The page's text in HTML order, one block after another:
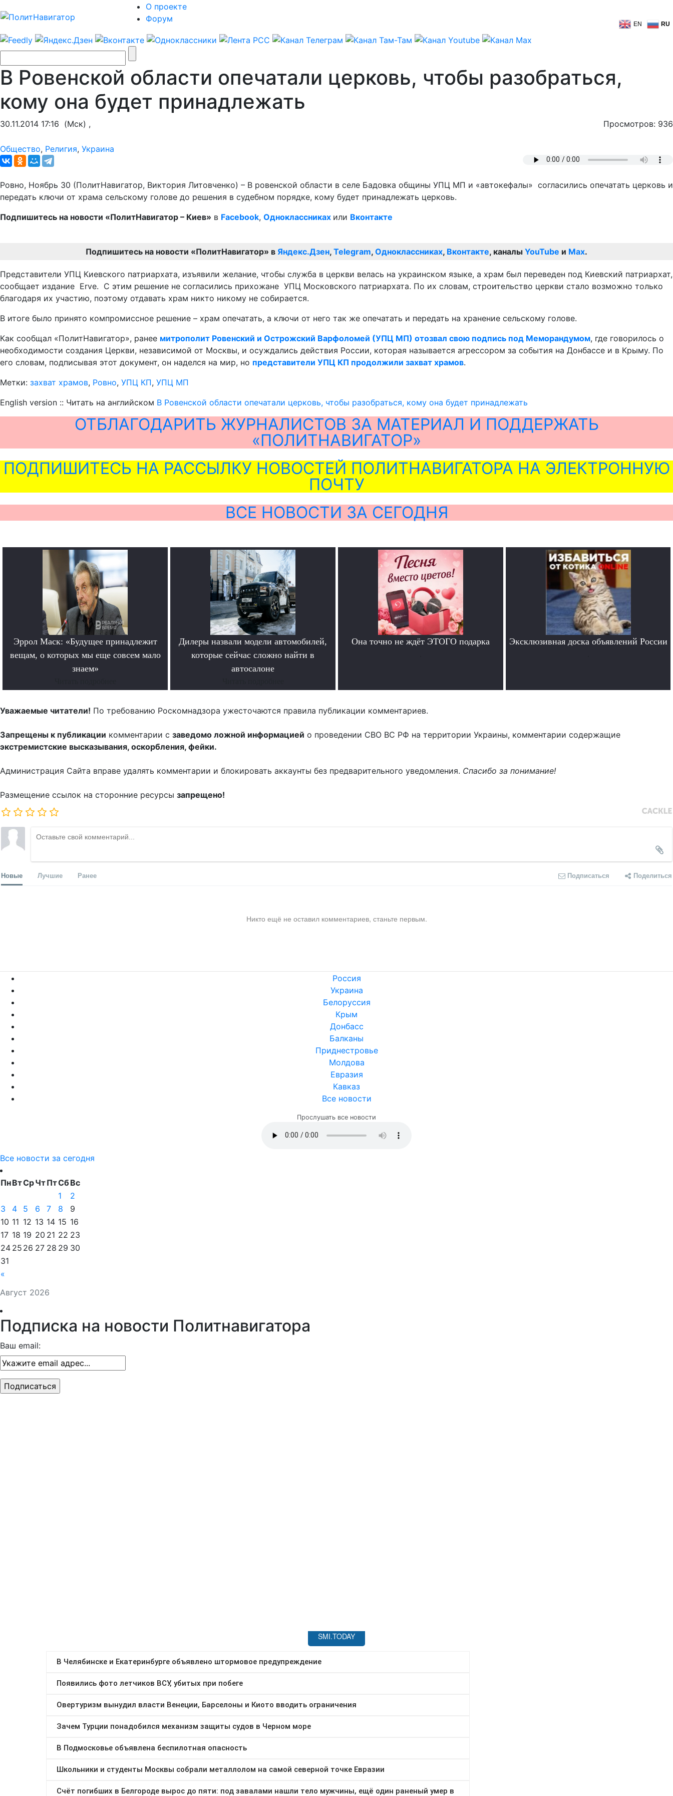
О проекте
Форум
EN RU
В Ровенской области опечатали церковь, чтобы разобраться,
кому она будет принадлежать
30.11.2014 17:16 (Мск) , Просмотров: 936
Общество, Религия, Украина
Ровно, Ноябрь 30 (ПолитНавигатор, Виктория Литовченко) – В ровенской области в селе Бадовка общины УПЦ МП и «автокефалы» согласились опечатать церковь и
передать ключи от храма сельскому голове до решения в судебном порядке, кому будет принадлежать церковь.
Подпишитесь на новости «ПолитНавигатор – Киев» в Facebook, Одноклассниках или Вконтакте
Подпишитесь на новости «ПолитНавигатор» в Яндекс.Дзен, Telegram, Одноклассниках, Вконтакте, каналы YouTube и Max.
Представители УПЦ Киевского патриархата, изъявили желание, чтобы служба в церкви велась на украинском языке, а храм был переведен под Киевский патриархат,
сообщает издание Erve. С этим решение не cогласились прихожане УПЦ Московского патриархата. По их словам, строительство церкви стало возможно только
благодаря их участию, поэтому отдавать храм никто никому не собирается.
В итоге было принято компромиссное решение – храм опечатать, а ключи от него так же опечатать и передать на хранение сельскому голове.
Как сообщал «ПолитНавигатор», ранее митрополит Ровенский и Острожский Варфоломей (УПЦ МП) отозвал свою подпись под Меморандумом, где говорилось о
необходимости создания Церкви, независимой от Москвы, и осуждались действия России, которая называется агрессором за события на Донбассе и в Крыму. По
его словам, подписывая этот документ, он наделся на мир, но представители УПЦ КП продолжили захват храмов.
Метки: захват храмов, Ровно, УПЦ КП, УПЦ МП
English version :: Читать на английском В Ровенской области опечатали церковь, чтобы разобраться, кому она будет принадлежать
ОТБЛАГОДАРИТЬ ЖУРНАЛИСТОВ ЗА МАТЕРИАЛ И ПОДДЕРЖАТЬ
«ПОЛИТНАВИГАТОР»
ПОДПИШИТЕСЬ НА РАССЫЛКУ НОВОСТЕЙ ПОЛИТНАВИГАТОРА НА ЭЛЕКТРОННУЮ
ПОЧТУ
ВСЕ НОВОСТИ ЗА СЕГОДНЯ
Эррол Маск: «Будущее принадлежит
вещам, о которых мы еще совсем мало
знаем»
Дилеры назвали модели автомобилей,
которые сейчас сложно найти в
автосалоне
Она точно не ждёт ЭТОГО подарка Эксклюзивная доска объявлений России
Уважаемые читатели! По требованию Роскомнадзора ужесточаются правила публикации комментариев.
Запрещены к публикации комментарии с заведомо ложной информацией о проведении СВО ВС РФ на территории Украины, комментарии содержащие
экстремистские высказывания, оскорбления, фейки.
Администрация Сайта вправе удалять комментарии и блокировать аккаунты без предварительного уведомления. Спасибо за понимание!
Размещение ссылок на сторонние ресурсы запрещено!
Новые Лучшие Ранее Подписаться Поделиться
Никто ещё не оставил комментариев, станьте первым.
Россия
Украина
Белоруссия
Крым
Донбасс
Балканы
Приднестровье
Молдова
Евразия
Кавказ
Все новости
Прослушать все новости
Все новости за сегодня
Август 2026
ПнВтСрЧтПтСбВс
«
1
2
3
4 5 6 7 8
9
10 11 12 13 14 15 16
17 18 19 20 21 22 23
24 25 26 27 28 29 30
31
Подписка на новости Политнавигатора
Ваш email: